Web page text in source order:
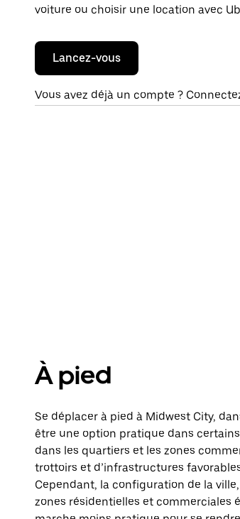
voiture ou choisir une location avec
Lancez-vous
Vous avez déjà un compte ?
À pied
Se déplacer à pied à Midwest City,
être une option pratique dans
dans les quartiers et les zones
trottoirs et d’infrastructures
Cependant, la configuration de la
zones résidentielles et commerciales